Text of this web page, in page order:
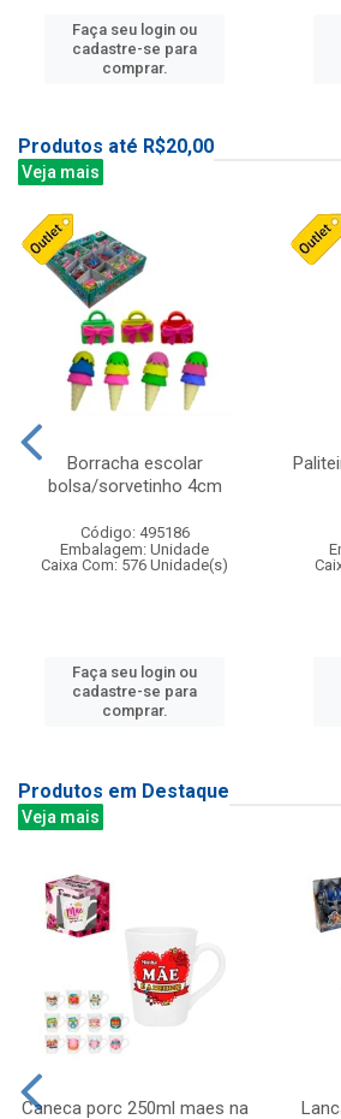
Faça seu login ou
cadastre-se para
comprar.
Produtos até R$20,00
Veja mais
Borracha escolar
bolsa/sorvetinho 4cm
Código: 495186
Embalagem: Unidade
Caixa Com: 576 Unidade(s)
Faça seu login ou
cadastre-se para
comprar.
Produtos em Destaque
Veja mais
Caneca porc 250ml maes na